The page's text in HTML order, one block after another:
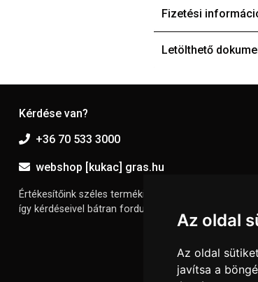
Az oldal
Az oldal
javítsa a
Fizetési
Letölthető
Kérdése van?
+36 70 533 3000
webshop [kukac] gras.hu
Értékesítőink széles termékismerettel rendelkeznek,
így kérdéseivel bátran fordulhat hozzájuk.